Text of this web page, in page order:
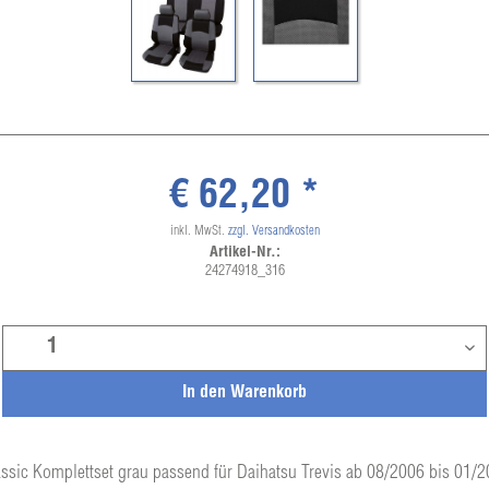
Komplettset grau passend für Daihatsu Trevis ab 08/2006 bis 01/
In den Warenkorb
€ 62,20 *
inkl. MwSt. zzgl. Versandkosten
Artikel-Nr.:
24274918_316